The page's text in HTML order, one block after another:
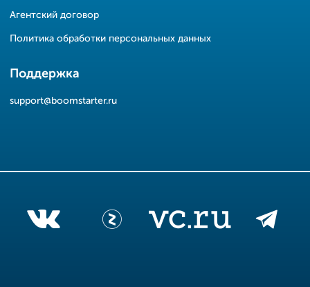
Агентский договор
Политика обработки персональных данных
Поддержка
support@boomstarter.ru